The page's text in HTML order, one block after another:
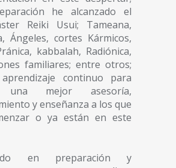
he alcanzado el
Reiki Usui; Tameana,
Ángeles, cortes Kármicos,
kabbalah, Radiónica,
familiares; entre otros;
continuo para
una mejor asesoría,
y enseñanza a los que
o ya están en este
en preparación y